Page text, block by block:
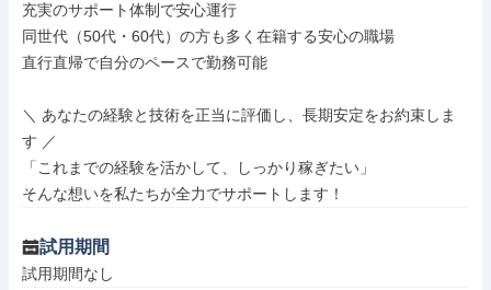
充実のサポート体制で安心運行
同世代（50代・60代）の方も多く在籍する安心の職場
直行直帰で自分のペースで勤務可能
＼ あなたの経験と技術を正当に評価し、長期安定をお約束しま
す ／
「これまでの経験を活かして、しっかり稼ぎたい」
そんな想いを私たちが全力でサポートします！
試用期間
試用期間なし